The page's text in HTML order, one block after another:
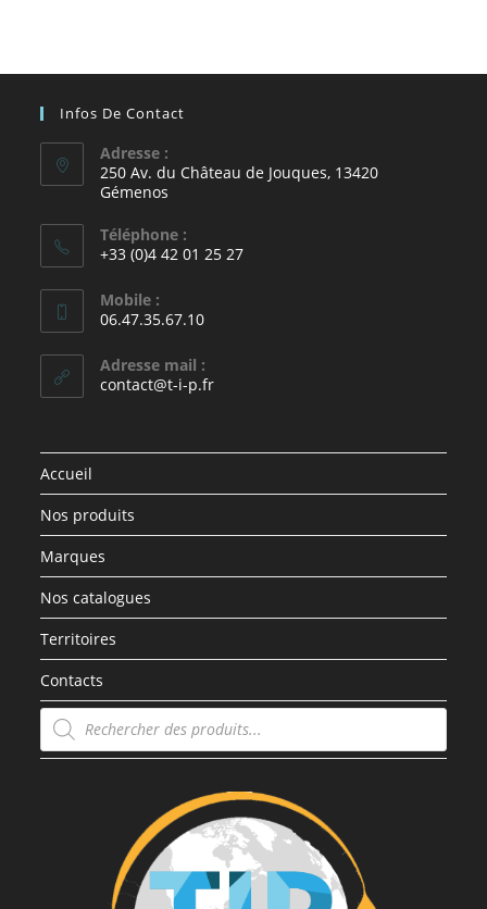
Infos De Contact
Adresse :
250 Av. du Château de Jouques, 13420
Gémenos
Téléphone :
+33 (0)4 42 01 25 27
Mobile :
06.47.35.67.10
Adresse mail :
contact@t-i-p.fr
Accueil
Nos produits
Marques
Nos catalogues
Territoires
Contacts
Recherche
de
produits